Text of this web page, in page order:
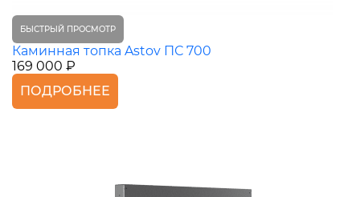
БЫСТРЫЙ ПРОСМОТР
Каминная топка Astov ПС 700
169 000 ₽
ПОДРОБНЕЕ